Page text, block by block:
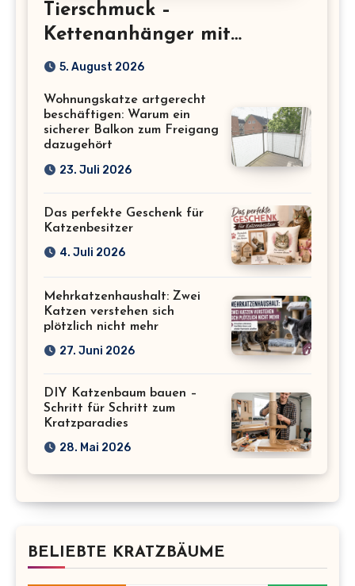
Tierschmuck –
Kettenanhänger mit
Katzenmotiv für
5. August 2026
Wohnungskatze artgerecht
beschäftigen: Warum ein
sicherer Balkon zum Freigang
dazugehört
23. Juli 2026
Das perfekte Geschenk für
Katzenbesitzer
4. Juli 2026
Mehrkatzenhaushalt: Zwei
Katzen verstehen sich
plötzlich nicht mehr
27. Juni 2026
DIY Katzenbaum bauen –
Schritt für Schritt zum
Kratzparadies
28. Mai 2026
BELIEBTE KRATZBÄUME